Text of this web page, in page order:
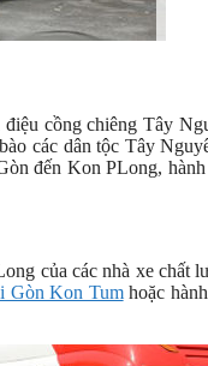
cồng chiêng Tây
các dân tộc Tây
đến Kon PLong,
của các nhà xe chất
Gòn Kon Tumhoặc